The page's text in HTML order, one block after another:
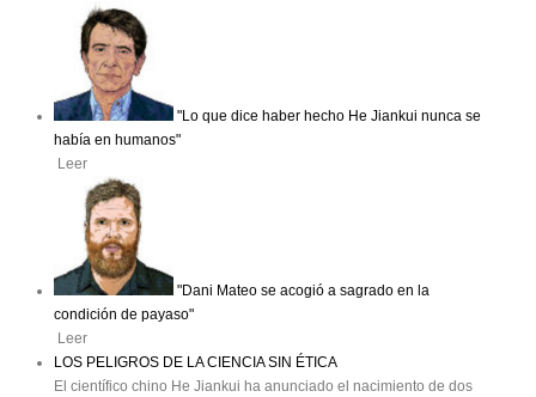
"Lo que dice haber hecho He Jiankui nunca se
había en humanos"
Leer
"Dani Mateo se acogió a sagrado en la
condición de payaso"
Leer
LOS PELIGROS DE LA CIENCIA SIN ÉTICA
El científico chino He Jiankui ha anunciado el nacimiento de dos